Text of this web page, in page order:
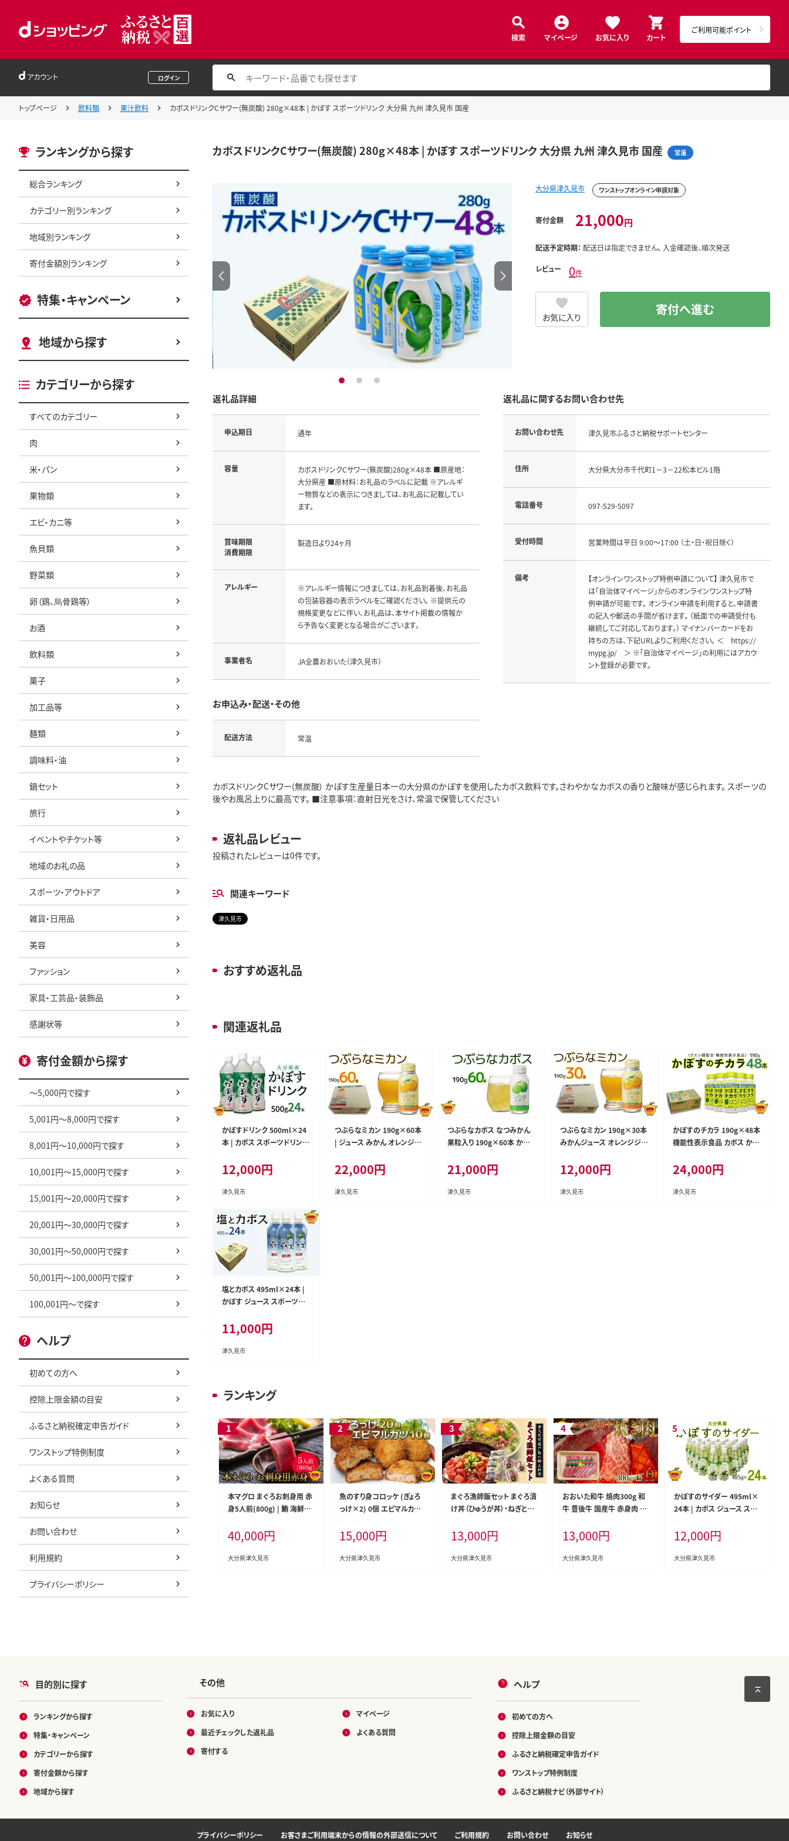
検索 マイページ お気に入り カート
ご利用可能ポイント
アカウント ログイン
トップページ 飲料類 果汁飲料 カボスドリンクCサワー(無炭酸) 280g×48本 | かぼす スポーツドリンク 大分県 九州 津久見市 国産
ランキングから探す
総合ランキング
カテゴリー別ランキング
地域別ランキング
寄付金額別ランキング
特集・キャンペーン
地域から探す
カテゴリーから探す
すべてのカテゴリー
肉
米・パン
果物類
エビ・カニ等
魚貝類
野菜類
卵（鶏、烏骨鶏等）
お酒
飲料類
菓子
加工品等
麺類
調味料・油
鍋セット
旅行
イベントやチケット等
地域のお礼の品
スポーツ・アウトドア
雑貨・日用品
美容
ファッション
家具・工芸品・装飾品
感謝状等
寄付金額から探す
～5,000円で探す
5,001円～8,000円で探す
8,001円～10,000円で探す
10,001円～15,000円で探す
15,001円～20,000円で探す
20,001円～30,000円で探す
30,001円～50,000円で探す
50,001円～100,000円で探す
100,001円～で探す
ヘルプ
初めての方へ
控除上限金額の目安
ふるさと納税確定申告ガイド
ワンストップ特例制度
よくある質問
お知らせ
お問い合わせ
利用規約
プライバシーポリシー
カボスドリンクCサワー(無炭酸) 280g×48本 | かぼす スポーツドリンク 大分県 九州 津久見市 国産 常温
1 2 3
大分県津久見市 ワンストップオンライン申請対象
寄付金額 21,000円
配送予定時期： 配送日は指定できません。 入金確認後、順次発送
レビュー 0件
お気に入り 寄付へ進む
返礼品詳細
申込期日 通年
容量
カボスドリンクCサワー(無炭酸)280g×48本 ■原産地：
大分県産 ■原材料：お礼品のラベルに記載 ※アレルギ
ー物質などの表示につきましては、お礼品に記載してい
ます。
賞味期限
消費期限
製造日より24ヶ月
アレルギー
※アレルギー情報につきましては、お礼品到着後、お礼品
の包装容器の表示ラベルをご確認ください。 ※提供元の
規格変更などに伴い、お礼品は、本サイト掲載の情報か
ら予告なく変更となる場合がございます。
事業者名 JA全農おおいた（津久見市）
お申込み・配送・その他
配送方法 常温
返礼品に関するお問い合わせ先
お問い合わせ先 津久見市ふるさと納税サポートセンター
住所 大分県大分市千代町1－3－22松本ビル1階
電話番号 097-529-5097
受付時間 営業時間は平日 9:00～17:00 （土・日・祝日除く）
備考
【オンラインワンストップ特例申請について】 津久見市で
は「自治体マイページ」からのオンラインワンストップ特
例申請が可能です。 オンライン申請を利用すると、申請書
の記入や郵送の手間が省けます。 （紙面での申請受付も
継続してご対応しております。） マイナンバーカードをお
持ちの方は、下記URLよりご利用ください。 ＜ https://
mypg.jp/ ＞ ※「自治体マイページ」の利用にはアカウ
ント登録が必要です。
カボスドリンクCサワー(無炭酸） かぼす生産量日本一の大分県のかぼすを使用したカボス飲料です。さわやかなカボスの香りと酸味が感じられます。 スポーツの
後やお風呂上りに最高です。 ■注意事項：直射日光をさけ、常温で保管してください
返礼品レビュー
投稿されたレビューは0件です。
関連キーワード
津久見市
おすすめ返礼品
関連返礼品
かぼすドリンク 500ml×24
本 | カボス スポーツドリンク
12,000円
津久見市
つぶらなミカン 190g×60本
| ジュース みかん オレンジ
国産
22,000円
津久見市
つぶらなカボス なつみかん
果粒入り 190g×60本 かぼ
フトドリンク 大分県産 九州
産 津久見市 国産
21,000円
津久見市
つぶらなミカン 190g×30本
みかんジュース オレンジジュ
九州産 津久見市 国産
12,000円
津久見市
かぼすのチカラ 190g×48本
機能性表示食品 カボス かぼ
州産 津久見市 国産
24,000円
津久見市
塩とカボス 495ml×24本 |
かぼす ジュース スポーツド
11,000円
津久見市
ランキング
本マグロ まぐろお刺身用 赤
身5人前(800g) | 鮪 海鮮丼
久見市 国産
40,000円
大分県津久見市
魚のすり身コロッケ (ぎょろ
っけ×2) 0個 エビマルカツ
惣菜 大分県 九州 津久見市
国産
15,000円
大分県津久見市
まぐろ漁師飯セット まぐろ漬
け丼（ひゅうが丼）・ねぎとろ
津久見市 国産
13,000円
大分県津久見市
おおいた和牛 焼肉300g 和
牛 豊後牛 国産牛 赤身肉 焼
見市 国産
13,000円
大分県津久見市
かぼすのサイダー 495ml×
24本 | カボス ジュース スパ
見市 国産
12,000円
大分県津久見市
目的別に探す
ランキングから探す
特集・キャンペーン
カテゴリーから探す
寄付金額から探す
地域から探す
その他
お気に入り
最近チェックした返礼品
寄付する
マイページ
よくある質問
ヘルプ
初めての方へ
控除上限金額の目安
ふるさと納税確定申告ガイド
ワンストップ特例制度
ふるさと納税ナビ（外部サイト）
プライバシーポリシー お客さまご利用端末からの情報の外部送信について ご利用規約 お問い合わせ お知らせ